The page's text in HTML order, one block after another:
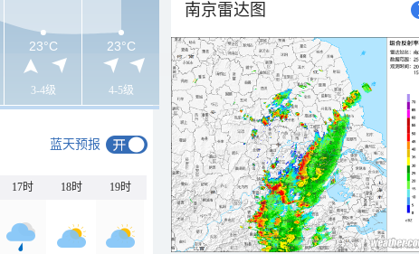
3-4级 4-5级
23°C
23°C
蓝天预报
17时 18时 19时 20时 21时 22时 23时 00时 01时
南京雷达图